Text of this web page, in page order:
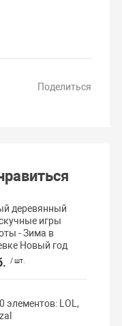
Поделиться
деревянный
игры
- Зима в
Новый год
/ шт.
элементов: LOL,